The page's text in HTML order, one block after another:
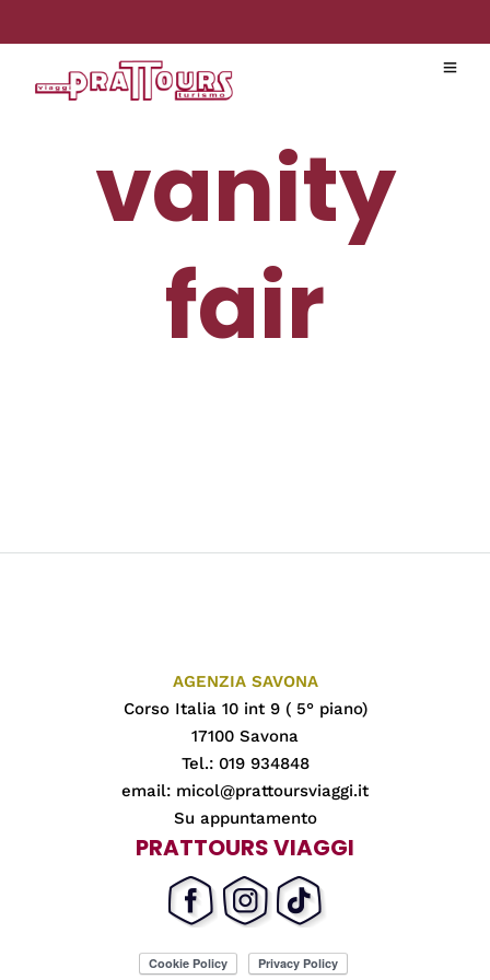
vanity
fair
AGENZIA SAVONA
Corso Italia 10 int 9 ( 5° piano)
17100 Savona
Tel.: 019 934848
email: micol@prattoursviaggi.it
Su appuntamento
PRATTOURS VIAGGI